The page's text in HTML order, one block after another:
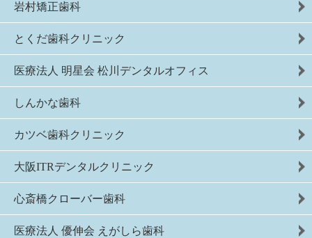
岩村矯正歯科
とくだ歯科クリニック
医療法人 明星会 松川デンタルオフィス
しんかな歯科
カツベ歯科クリニック
大阪ITRデンタルクリニック
心斎橋クローバー歯科
医療法人 優伸会 えがしら歯科